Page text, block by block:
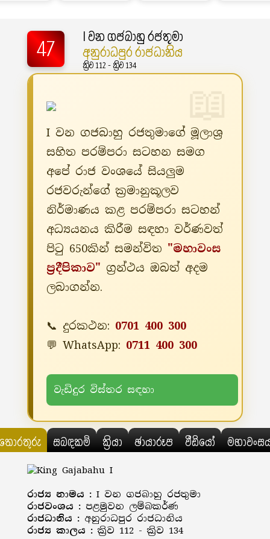
47
I වන ගජබාහු රජතුමා
අනුරාධපුර රාජධානිය
ක්‍රිව 112 - ක්‍රිව 134
I වන ගජබාහු රජතුමාගේ මූලාශ්‍ර
සහිත පරම්පරා සටහන සමග
අපේ රාජ වංශයේ සියලුම
රජවරුන්ගේ ක්‍රමානුකූලව
නිර්මාණය කළ පරම්පරා සටහන්
අධ්‍යයනය කිරීම සඳහා වර්ණවත්
පිටු 650කින් සමන්විත "මහාවංස
ප්‍රදීපිකාව" ග්‍රන්ථය ඔබත් අදම
ලබාගන්න.
📞 දුරකථන: 0701 400 300
💬 WhatsApp: 0711 400 300
වැඩිදුර විස්තර සඳහා
සබඳකම් ක්‍රියා ඡායාරූප වීඩියෝ
රාජ්‍ය නාමය : I වන ගජබාහු රජතුමා
රාජවංශය : පළමුවන ලම්බකර්ණ
රාජධානිය : අනුරාධපුර රාජධානිය
රාජ්‍ය කාලය : ක්‍රිව 112 - ක්‍රිව 134